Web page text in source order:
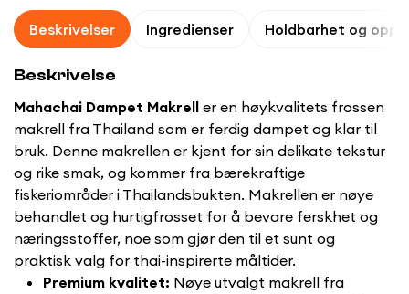
Beskrivelser Ingredienser Holdbarhet og
Beskrivelse
Mahachai Dampet Makrell er en høykvalitets frossen
makrell fra Thailand som er ferdig dampet og klar til
bruk. Denne makrellen er kjent for sin delikate tekstur
og rike smak, og kommer fra bærekraftige
fiskeriområder i Thailandsbukten. Makrellen er nøye
behandlet og hurtigfrosset for å bevare ferskhet og
næringsstoffer, noe som gjør den til et sunt og
praktisk valg for thai-inspirerte måltider.
Premium kvalitet: Nøye utvalgt makrell fra